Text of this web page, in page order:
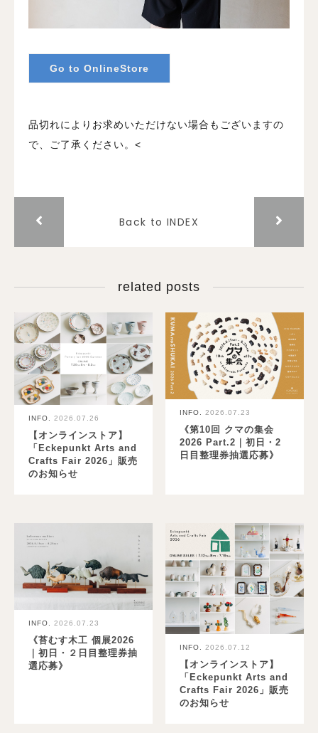
Go to OnlineStore
品切れによりお求めいただけない場合もございますの
で、ご了承ください。<
Back to INDEX
related posts
INFO. 2026.07.26
【オンラインストア】
「Eckepunkt Arts and
Crafts Fair 2026」販売
のお知らせ
INFO. 2026.07.23
《第10回 クマの集会
2026 Part.2｜初日・2
日目整理券抽選応募》
INFO. 2026.07.23
《苔むす木工 個展2026
｜初日・２日目整理券抽
選応募》
INFO. 2026.07.12
【オンラインストア】
「Eckepunkt Arts and
Crafts Fair 2026」販売
のお知らせ